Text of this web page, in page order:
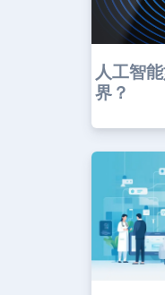
人工智
界？